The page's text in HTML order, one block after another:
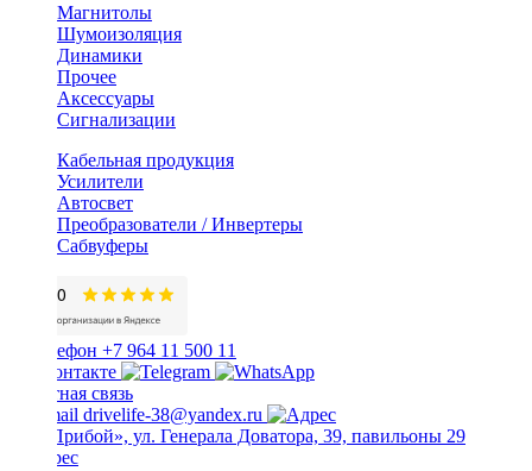
Магнитолы
Шумоизоляция
Динамики
Прочее
Аксессуары
Сигнализации
Кабельная продукция
Усилители
Автосвет
Преобразователи / Инвертеры
Сабвуферы
+7 964 11 500 11
Обратная связь
drivelife-38@yandex.ru
ТЦ «Прибой», ул. Генерала Доватора, 39, павильоны 29